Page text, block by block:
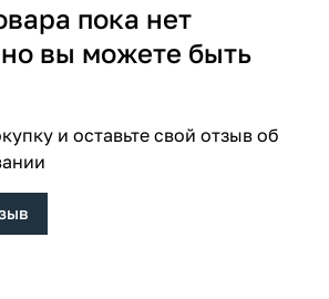
пока нет
вы можете быть
и оставьте свой отзыв об